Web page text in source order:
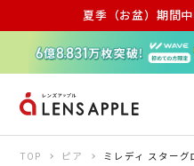
夏季（お盆）期間
アキュビュー
TOP ピア ミレディ スターグ